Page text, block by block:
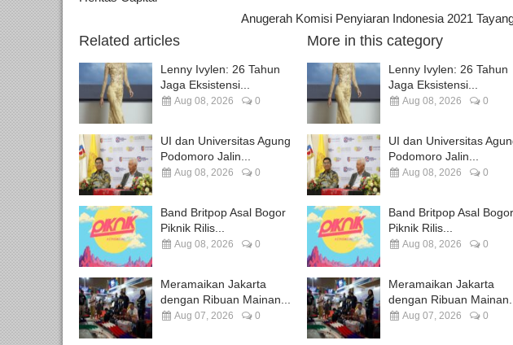
Anugerah Komisi Penyiaran Indonesia 2021
Related articles
Lenny Ivylen: 26 Tahun
Jaga Eksistensi...
Aug 08, 2026 0
UI dan Universitas Agung
Podomoro Jalin...
Aug 08, 2026 0
Band Britpop Asal Bogor
Piknik Rilis...
Aug 08, 2026 0
Meramaikan Jakarta
dengan Ribuan Mainan...
Aug 07, 2026 0
More in this category
Lenny Ivylen: 26 Tahun
Jaga Eksistensi...
Aug 08, 2026 0
UI dan Universitas
Podomoro Jalin...
Aug 08, 2026 0
Band Britpop Asal Bogor
Piknik Rilis...
Aug 08, 2026 0
Meramaikan Jakarta
dengan Ribuan Mainan...
Aug 07, 2026 0